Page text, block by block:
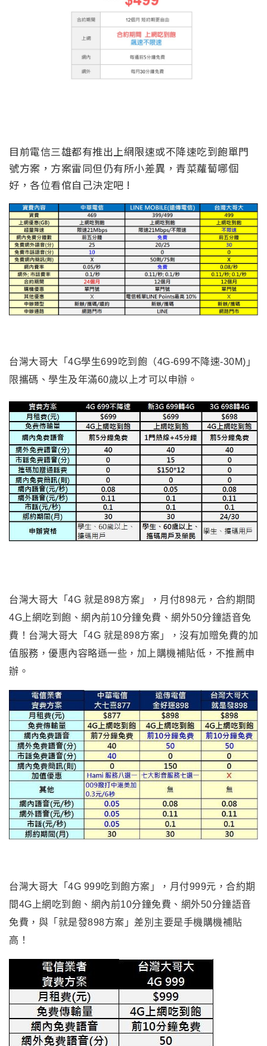
目前電信三雄都有推出上網限速或不降速吃到飽單門
號方案，方案雷同但仍有所小差異，青菜蘿蔔哪個
好，各位看倌自己決定吧 !
台灣大哥大「4G學生699吃到飽（4G-699不降速-30M)」
限攜碼、學生及年滿60歲以上才可以申辦。
台灣大哥大「4G 就是898方案」，月付898元，合約期間
4G上網吃到飽、網內前10分鐘免費、網外50分鐘語音免
費！台灣大哥大「4G 就是898方案」，沒有加贈免費的加
值服務，優惠內容略遜一些，加上購機補貼低，不推薦申
辦。
台灣大哥大「4G 999吃到飽方案」，月付999元，合約期
間4G上網吃到飽、網內前10分鐘免費、網外50分鐘語音
免費，與「就是發898方案」差別主要是手機購機補貼
高！